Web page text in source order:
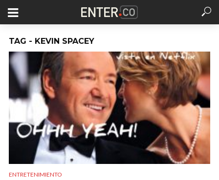
TAG - KEVIN SPACEY
ENTRETENIMIENTO